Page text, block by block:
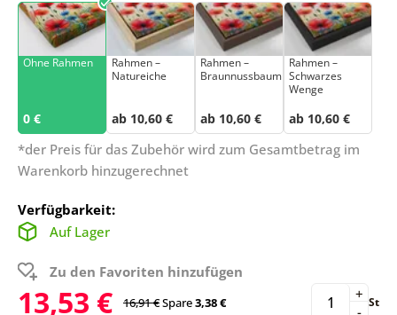
Ohne Rahmen
0 €
Rahmen –
Natureiche
ab 10,60 €
Rahmen –
Braunnussbaum
ab 10,60 €
Rahmen –
Schwarzes
Wenge
ab 10,60 €
*der Preis für das Zubehör wird zum Gesamtbetrag im
Warenkorb hinzugerechnet
Verfügbarkeit:
Auf Lager
Zu den Favoriten hinzufügen
13,53 € 16,91 €Spare3,38 € -
+ St